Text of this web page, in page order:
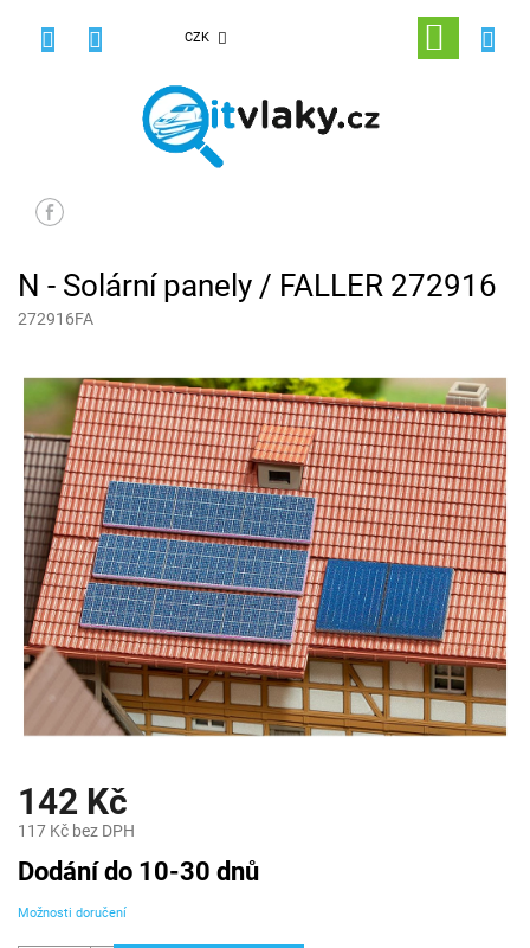
CZK
NÁKUPNÍ
KOŠÍK
N - Solární panely / FALLER 272916
272916FA
142 Kč
117 Kč bez DPH
Měrná
cena:
Dodání do 10-30 dnů
Možnosti doručení